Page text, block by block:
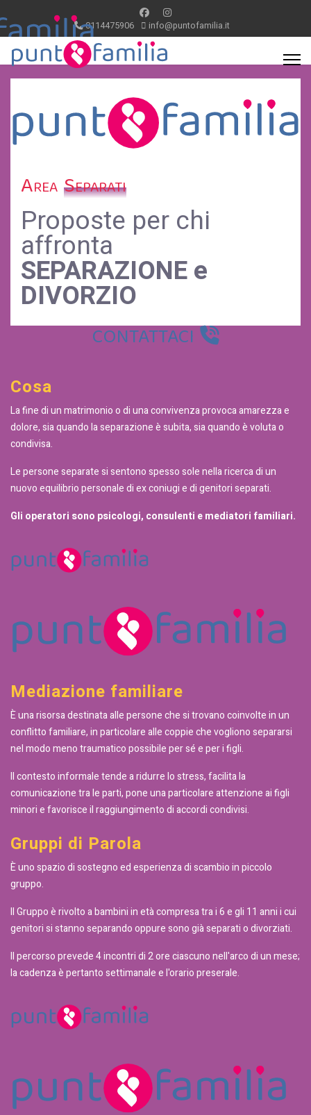
0114475906 info@puntofamilia.it
AreaSeparati
Proposte per chi
affronta
SEPARAZIONE e
DIVORZIO
CONTATTACI
Cosa
La fine di un matrimonio o di una convivenza provoca amarezza e
dolore, sia quando la separazione è subita, sia quando è voluta o
condivisa.
Le persone separate si sentono spesso sole nella ricerca di un
nuovo equilibrio personale di ex coniugi e di genitori separati.
Gli operatori sono psicologi, consulenti e mediatori familiari.
Mediazione familiare
È una risorsa destinata alle persone che si trovano coinvolte in un
conflitto familiare, in particolare alle coppie che vogliono separarsi
nel modo meno traumatico possibile per sé e per i figli.
Il contesto informale tende a ridurre lo stress, facilita la
comunicazione tra le parti, pone una particolare attenzione ai figli
minori e favorisce il raggiungimento di accordi condivisi.
Gruppi di Parola
È uno spazio di sostegno ed esperienza di scambio in piccolo
gruppo.
Il Gruppo è rivolto a bambini in età compresa tra i 6 e gli 11 anni i cui
genitori si stanno separando oppure sono già separati o divorziati.
Il percorso prevede 4 incontri di 2 ore ciascuno nell'arco di un mese;
la cadenza è pertanto settimanale e l'orario preserale.